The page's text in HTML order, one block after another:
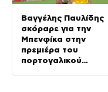
Βαγγέλης Παυλίδης
σκόραρε για την
Μπενφίκα στην
πρεμιέρα του
πορτογαλικού